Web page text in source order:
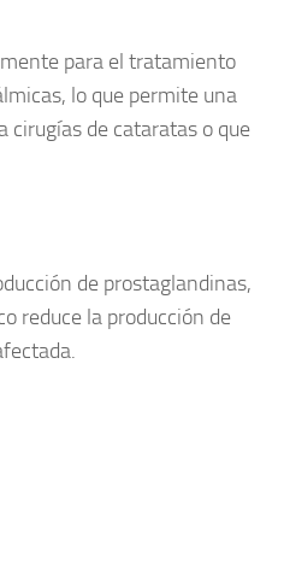
para el tratamiento
lo que permite una
cirugías de cataratas o que
de prostaglandinas,
reduce la producción de